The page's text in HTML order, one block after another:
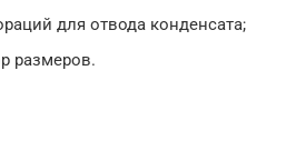
для отвода конденсата;
размеров.